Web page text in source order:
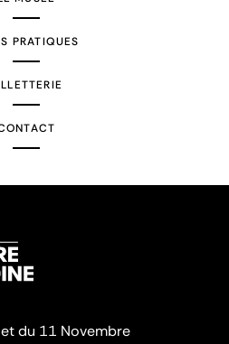
PRATIQUES
du 11 Novembre